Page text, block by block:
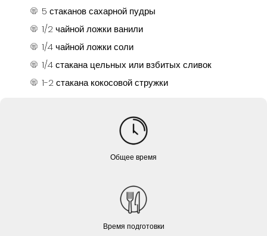
5 стаканов сахарной пудры
1/2 чайной ложки ванили
1/4 чайной ложки соли
1/4 стакана цельных или взбитых сливок
1-2 стакана кокосовой стружки
Общее время
Время подготовки